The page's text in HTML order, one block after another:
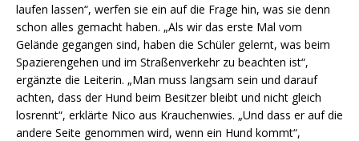
laufen lassen“, werfen sie ein auf die Frage hin, was sie denn
schon alles gemacht haben. „Als wir das erste Mal vom
Gelände gegangen sind, haben die Schüler gelernt, was beim
Spazierengehen und im Straßenverkehr zu beachten ist“,
ergänzte die Leiterin. „Man muss langsam sein und darauf
achten, dass der Hund beim Besitzer bleibt und nicht gleich
losrennt“, erklärte Nico aus Krauchenwies. „Und dass er auf die
andere Seite genommen wird, wenn ein Hund kommt“,